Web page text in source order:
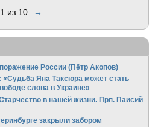
1 из 10 →
России (Пётр Акопов)
Яна Таксюра может стать
слова в Украине»
в нашей жизни. Прп. Паисий
закрыли забором